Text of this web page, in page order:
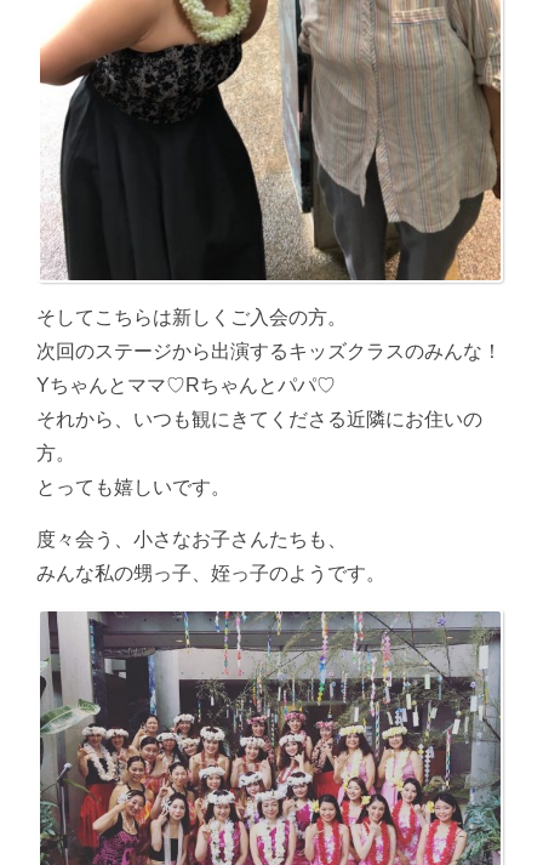
そしてこちらは新しくご入会の方。
次回のステージから出演するキッズクラスのみんな！
Yちゃんとママ♡Rちゃんとパパ♡
それから、いつも観にきてくださる近隣にお住いの
方。
とっても嬉しいです。
度々会う、小さなお子さんたちも、
みんな私の甥っ子、姪っ子のようです。